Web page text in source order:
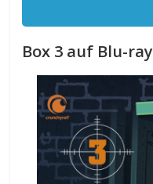
Box 3 auf Blu-ray